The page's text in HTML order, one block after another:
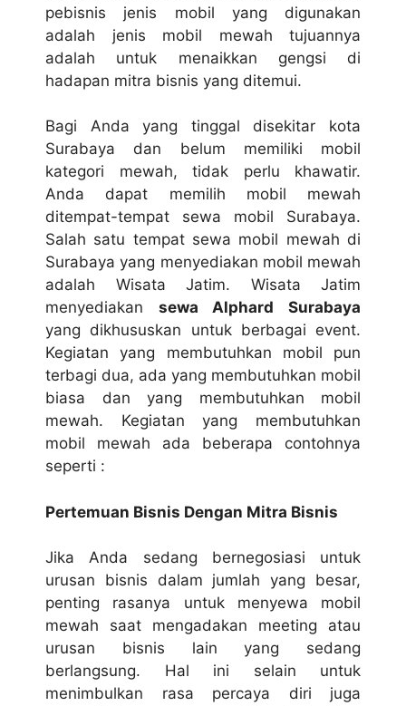
pebisnis jenis mobil yang digunakan
adalah jenis mobil mewah tujuannya
adalah untuk menaikkan gengsi di
hadapan mitra bisnis yang ditemui.
Bagi Anda yang tinggal disekitar kota
Surabaya dan belum memiliki mobil
kategori mewah, tidak perlu khawatir.
Anda dapat memilih mobil mewah
ditempat-tempat sewa mobil Surabaya.
Salah satu tempat sewa mobil mewah di
Surabaya yang menyediakan mobil mewah
adalah Wisata Jatim. Wisata Jatim
menyediakan sewa Alphard Surabaya
yang dikhususkan untuk berbagai event.
Kegiatan yang membutuhkan mobil pun
terbagi dua, ada yang membutuhkan mobil
biasa dan yang membutuhkan mobil
mewah. Kegiatan yang membutuhkan
mobil mewah ada beberapa contohnya
seperti :
Pertemuan Bisnis Dengan Mitra Bisnis
Jika Anda sedang bernegosiasi untuk
urusan bisnis dalam jumlah yang besar,
penting rasanya untuk menyewa mobil
mewah saat mengadakan meeting atau
urusan bisnis lain yang sedang
berlangsung. Hal ini selain untuk
menimbulkan rasa percaya diri juga